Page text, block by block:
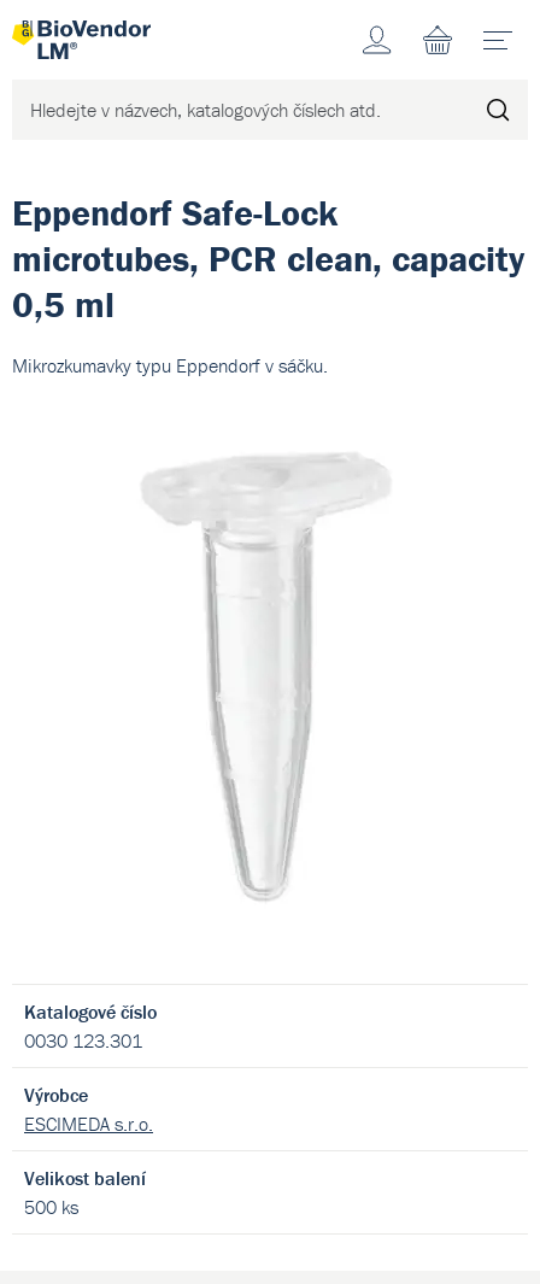
Účet
Eppendorf Safe-Lock
microtubes, PCR clean, capacity
0,5 ml
Mikrozkumavky typu Eppendorf v sáčku.
Katalogové číslo
0030 123.301
Výrobce
ESCIMEDA s.r.o.
Velikost balení
500 ks